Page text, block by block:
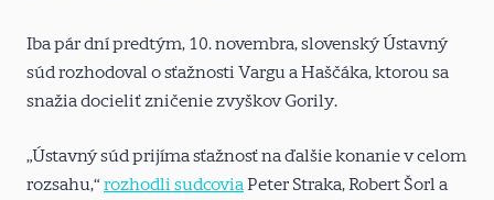
Iba pár dní predtým, 10. novembra, slovenský Ústavný
súd rozhodoval o sťažnosti Vargu a Haščáka, ktorou sa
snažia docieliť zničenie zvyškov Gorily.
„Ústavný súd prijíma sťažnosť na ďalšie konanie v celom
rozsahu,“ rozhodli sudcoviaPeter Straka, Robert Šorl a